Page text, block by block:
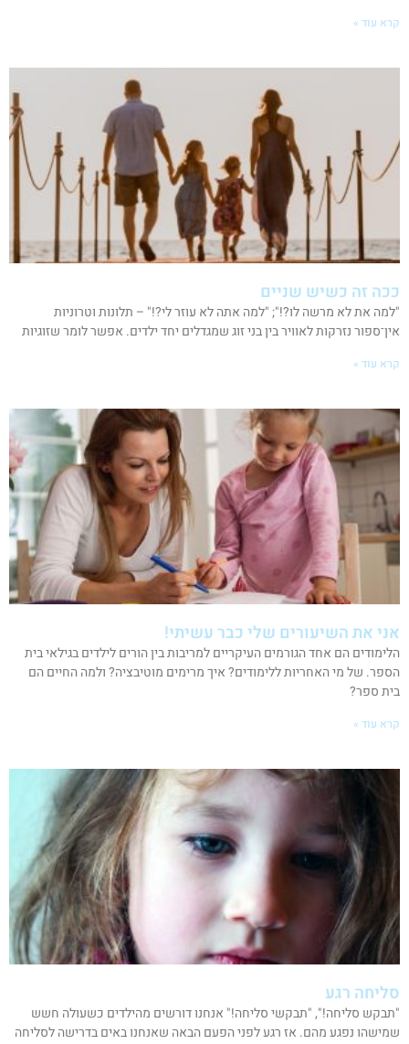
קרא עוד »
ככה זה כשיש שניים
"למה את לא מרשה לו?!"; "למה אתה לא עוזר לי?!" – תלונות וטרוניות
אין־ספור נזרקות לאוויר בין בני זוג שמגדלים יחד ילדים. אפשר לומר שזוגיות
קרא עוד »
אני את השיעורים שלי כבר עשיתי!
הלימודים הם אחד הגורמים העיקריים למריבות בין הורים לילדים בגילאי בית
הספר. של מי האחריות ללימודים? איך מרימים מוטיבציה? ולמה החיים הם
בית ספר?
קרא עוד »
סליחה רגע
"תבקש סליחה!", "תבקשי סליחה!" אנחנו דורשים מהילדים כשעולה חשש
שמישהו נפגע מהם. אז רגע לפני הפעם הבאה שאנחנו באים בדרישה לסליחה